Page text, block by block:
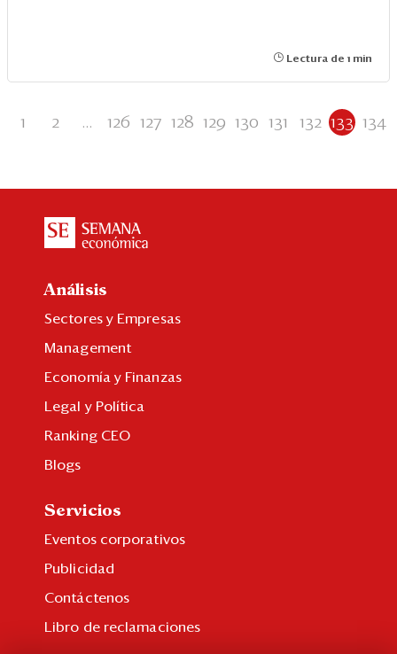
Lectura de 1 min
1 2 ... 126 127 128 129 130 131 132 133 134
Análisis
Sectores y Empresas
Management
Economía y Finanzas
Legal y Política
Ranking CEO
Blogs
Servicios
Eventos corporativos
Publicidad
Contáctenos
Libro de reclamaciones